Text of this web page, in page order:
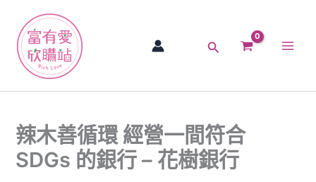
容
搜
辣木善循環 經營一間符合
SDGs 的銀行 – 花樹銀行